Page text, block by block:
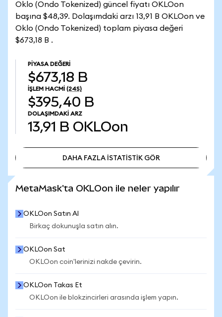
Oklo (Ondo Tokenized) güncel fiyatı OKLOon
başına $48,39. Dolaşımdaki arzı 13,91 B OKLOon ve
Oklo (Ondo Tokenized) toplam piyasa değeri
$673,18 B .
PIYASA DEĞERI
$673,18 B
İŞLEM HACMI (24S)
$395,40 B
DOLAŞIMDAKI ARZ
13,91 B OKLOon
DAHA FAZLA İSTATİSTİK GÖR
MetaMask'ta OKLOon ile neler yapılır
OKLOon Satın Al
Birkaç dokunuşla satın alın.
OKLOon Sat
OKLOon coin'lerinizi nakde çevirin.
OKLOon Takas Et
OKLOon ile blokzincirleri arasında işlem yapın.